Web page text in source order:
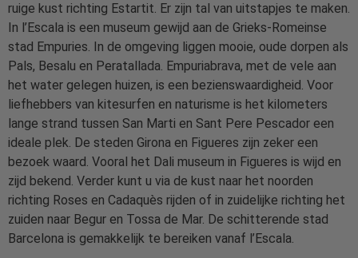
ruige kust richting Estartit. Er zijn tal van uitstapjes te maken.
In l’Escala is een museum gewijd aan de Grieks-Romeinse
stad Empuries. In de omgeving liggen mooie, oude dorpen als
Pals, Besalu en Peratallada. Empuriabrava, met de vele aan
het water gelegen huizen, is een bezienswaardigheid. Voor
liefhebbers van kitesurfen en naturisme is het kilometers
lange strand tussen San Marti en Sant Pere Pescador een
ideale plek. De steden Girona en Figueres zijn zeker een
bezoek waard. Vooral het Dali museum in Figueres is wijd en
zijd bekend. Verder kunt u via de kust naar het noorden
richting Roses en Cadaquès rijden of in zuidelijke richting het
zuiden naar Begur en Tossa de Mar. De schitterende stad
Barcelona is gemakkelijk te bereiken vanaf l’Escala.